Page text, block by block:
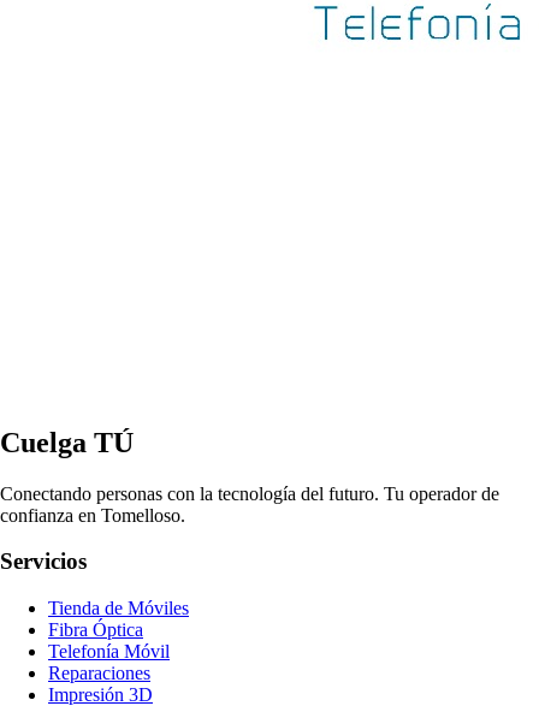
Cuelga TÚ
Conectando personas con la tecnología del futuro. Tu operador de
confianza en Tomelloso.
Servicios
Tienda de Móviles
Fibra Óptica
Telefonía Móvil
Reparaciones
Impresión 3D